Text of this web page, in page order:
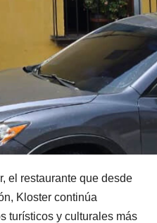
el restaurante que desde
Kloster continúa
turísticos y culturales más